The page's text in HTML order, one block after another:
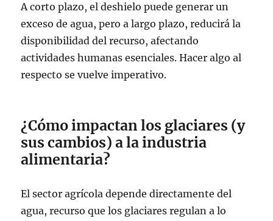
A corto plazo, el deshielo puede generar un
exceso de agua, pero a largo plazo, reducirá la
disponibilidad del recurso, afectando
actividades humanas esenciales. Hacer algo al
respecto se vuelve imperativo.
¿Cómo impactan los glaciares (y
sus cambios) a la industria
alimentaria?
El sector agrícola depende directamente del
agua, recurso que los glaciares regulan a lo